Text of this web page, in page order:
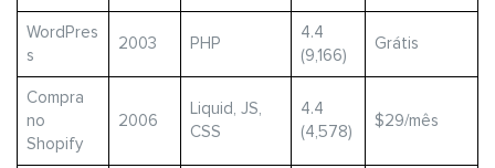
WordPres
s
2003 PHP
4.4
(9,166)
Grátis
Compra
no
Shopify
2006
Liquid, JS,
CSS
4.4
(4,578)
$29/mês